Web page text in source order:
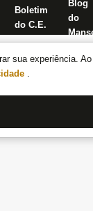
sua experiência.
.
Boletim
do C.E.
Blog
do